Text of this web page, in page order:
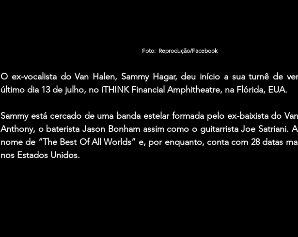
Foto:  Reprodução/Facebook
O ex-vocalista do Van Halen, Sammy Hagar, deu início a sua turnê de
último dia 13 de julho, no iTHINK Financial Amphitheatre, na Flórida, EUA.
Sammy está cercado de uma banda estelar formada pelo ex-baixista do
Anthony, o baterista Jason Bonham assim como o guitarrista Joe Satriani.
nome de “The Best Of All Worlds” e, por enquanto, conta com 28 datas
nos Estados Unidos.